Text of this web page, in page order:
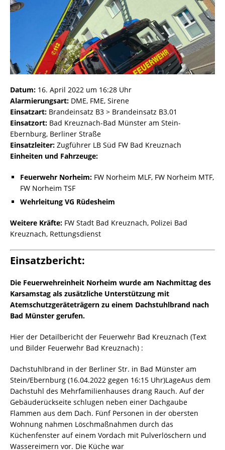
Datum: 16. April 2022 um 16:28 Uhr
Alarmierungsart: DME, FME, Sirene
Einsatzart: Brandeinsatz B3 > Brandeinsatz B3.01
Einsatzort: Bad Kreuznach-Bad Münster am Stein-
Ebernburg, Berliner Straße
Einsatzleiter: Zugführer LB Süd FW Bad Kreuznach
Einheiten und Fahrzeuge:
Feuerwehr Norheim: FW Norheim MLF, FW Norheim MTF,
FW Norheim TSF
Wehrleitung VG Rüdesheim
Weitere Kräfte: FW Stadt Bad Kreuznach, Polizei Bad
Kreuznach, Rettungsdienst
Einsatzbericht:
Die Feuerwehreinheit Norheim wurde am Nachmittag des
Karsamstag als zusätzliche Unterstützung mit
Atemschutzgeräteträgern zu einem Dachstuhlbrand nach
Bad Münster gerufen.
Hier der Detailbericht der Feuerwehr Bad Kreuznach (Text
und Bilder Feuerwehr Bad Kreuznach) :
Dachstuhlbrand in der Berliner Str. in Bad Münster am
Stein/Ebernburg (16.04.2022 gegen 16:15 Uhr)LageAus dem
Dachstuhl des Mehrfamilienhauses drang Rauch. Auf der
Gebäuderückseite schlugen neben einer Dachgaube
Flammen aus dem Dach. Fünf Personen in der obersten
Wohnung nahmen Löschmaßnahmen durch das
Küchenfenster auf einem Vordach mit Pulverlöschern und
Wassereimern vor. Die Küche war